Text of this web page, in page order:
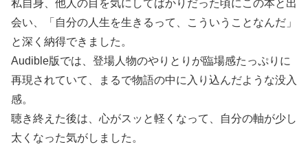
私自身、他人の目を気にしてばかりだった頃にこの本と出
会い、「自分の人生を生きるって、こういうことなんだ」
と深く納得できました。
Audible版では、登場人物のやりとりが臨場感たっぷりに
再現されていて、まるで物語の中に入り込んだような没入
感。
聴き終えた後は、心がスッと軽くなって、自分の軸が少し
太くなった気がしました。